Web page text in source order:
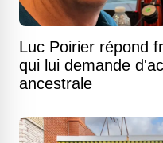
Luc Poirier répond
qui lui demande
ancestrale